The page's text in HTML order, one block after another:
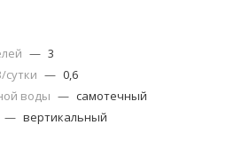
— 3
— 0,6
воды — самотечный
— вертикальный